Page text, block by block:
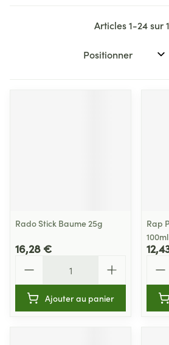
Articles1-24sur
Trier par:
Rado Stick Baume 25g
16,28 €
Ajouter au panier
Rap